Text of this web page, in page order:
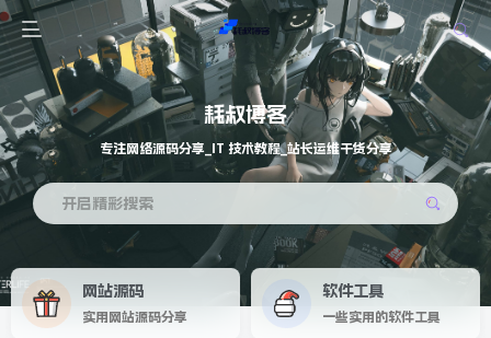
耗叔博客
专注网络源码分享_IT 技术教程_站长运维干货分享
开启精彩搜索
网站源码
实用网站源码分享
软件工具
一些实用的软件工具